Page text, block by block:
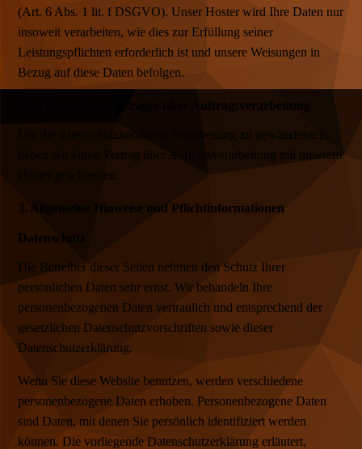
(Art. 6 Abs. 1 lit. f DSGVO). Unser Hoster wird Ihre Daten nur
insoweit verarbeiten, wie dies zur Erfüllung seiner
Leistungspflichten erforderlich ist und unsere Weisungen in
Bezug auf diese Daten befolgen.
Abschluss eines Vertrages über Auftragsverarbeitung
Um die datenschutzkonforme Verarbeitung zu gewährleisten,
haben wir einen Vertrag über Auftragsverarbeitung mit unserem
Hoster geschlossen.
3. Allgemeine Hinweise und Pflichtinformationen
Datenschutz
Die Betreiber dieser Seiten nehmen den Schutz Ihrer
persönlichen Daten sehr ernst. Wir behandeln Ihre
personenbezogenen Daten vertraulich und entsprechend der
gesetzlichen Datenschutzvorschriften sowie dieser
Datenschutzerklärung.
Wenn Sie diese Website benutzen, werden verschiedene
personenbezogene Daten erhoben. Personenbezogene Daten
sind Daten, mit denen Sie persönlich identifiziert werden
können. Die vorliegende Datenschutzerklärung erläutert,